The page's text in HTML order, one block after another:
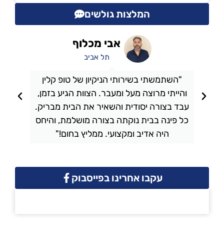
המלצות גולשים
"השתמשתי בשירותי הניקיון של טופ קלין
והייתי מרוצה מעל ומעבר. הצוות הגיע בזמן,
עבד בצורה יסודית והשאיר את הבית מבריק.
כל פינה בבית נוקתה בצורה מושלמת, והיחס
היה אדיב ומקצועי. ממליץ בחום!"
אבי מכלוף
תל אביב
עקבו אחרינו בפייסבוק